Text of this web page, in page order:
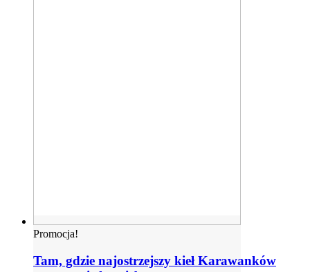
Promocja!
Tam, gdzie najostrzejszy kieł Karawanków